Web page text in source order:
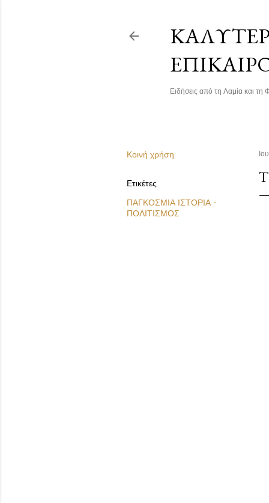
Ειδήσεις από τη Λαμία και τη
Κοινή χρήση
Ετικέτες
ΠΑΓΚΟΣΜΙΑ ΙΣΤΟΡΙΑ -
ΠΟΛΙΤΙΣΜΟΣ